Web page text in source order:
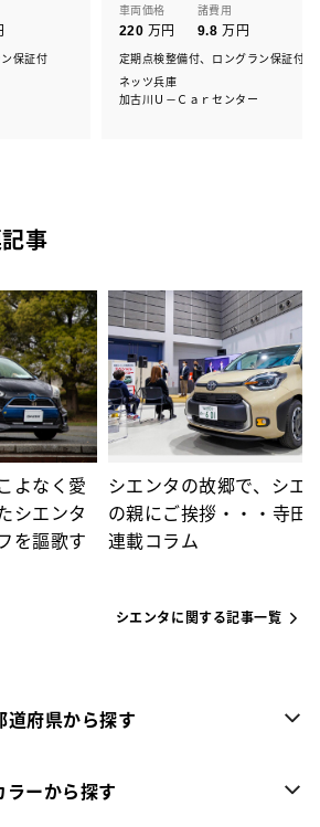
保証付
車両価格
220 万円
諸費用
9.8 万円
定期点検整備付、ロングラン保証付
ネッツ兵庫
加古川Ｕ－Ｃａｒセンター
事
よなく愛
シエンタ
を謳歌す
シエンタの故郷で、シエ
の親にご挨拶・・・寺田
連載コラム
シエンタに関する記事一覧
道府県から探す
ラーから探す